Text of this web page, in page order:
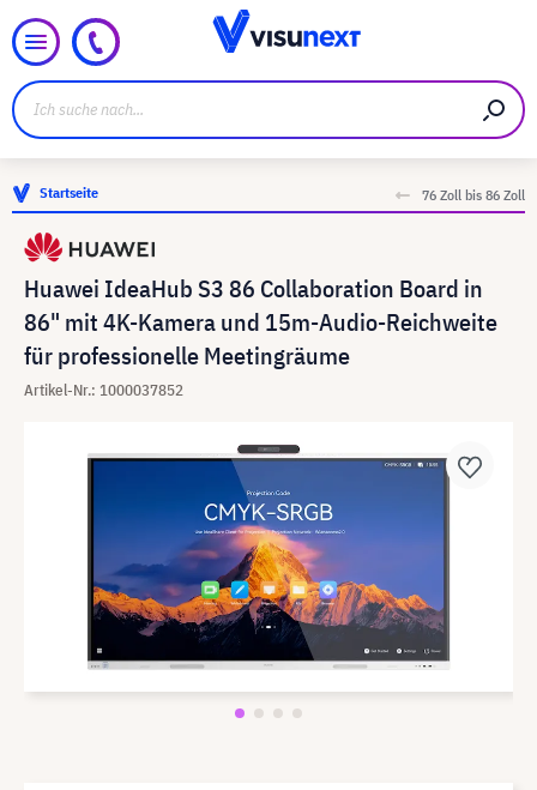
Startseite 76 Zoll bis 86 Zoll
Huawei IdeaHub S3 86 Collaboration Board in
86" mit 4K-Kamera und 15m-Audio-Reichweite
für professionelle Meetingräume
Artikel-Nr.: 1000037852